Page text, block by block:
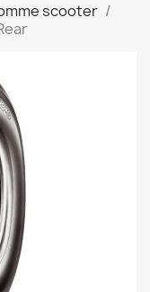
scooter